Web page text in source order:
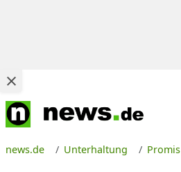
news.de Unterhaltung Promis